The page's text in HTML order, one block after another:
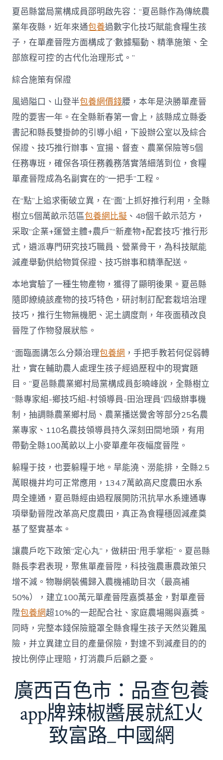
夏邑縣當局黨構成員邵明啟先容：“夏邑縣作為傳統農
業年夜縣，近年來通包養過數字化技巧賦能食糧生孩
子，在單產晉陞方面構成了‘數據驅動、精準施策、全
部旅程可控’的古代化治理形式。”
綜合施策有保證
風過隘口、山登半包養網價錢腰，本年是決勝單產晉
陞的要害一年。在全縣新春第一會上，該縣成立縣委
書記和縣長雙掛帥的引導小組，下設辦公室以及綜合
保證、技巧推行辦事、宣揚、督查、農業保險等5個
任務專班，確保各項任務義務落實落細落到位，食糧
單產晉陞成為名副實在的“一把手”工程。
在“點”上追求衝破立異，在“面”上抓好推行利用，全縣
樹立5個萬畝示范區包養網比擬 、48個千畝示范方，
采取“企業+運營主體+農戶”“新產物+配套技巧”推行形
式，遴派專門研究技巧職員、營業骨干，為科技賦能
減產舉動供給物質保證、技巧辦事和精準配送。
本地實驗了一種生物產物，獲得了顯明後果。夏邑縣
隨即繚繞該產物的技巧特色，研討制訂配套栽培治理
技巧，推行生物無機肥、泥土調度劑，年夜面積改良
晉陞了作物發展狀態。
“面臨面講怎么分類治理包養網 ，手把手教若何促弱轉
壯，實在輔助農人處理生孩子經過歷程中的現實題
目。”夏邑縣農業鄉村局黨構成員彭曉峰說，全縣樹立
“縣專家組-鄉技巧組-村領導員-田治理員”四級辦事機
制，抽調縣農業鄉村局、農業播送黌舍等部分25名農
業專家、110名農技領導員持久深刻田間地頭，有用
帶動全縣100萬畝以上小麥單產年夜幅度晉陞。
躲糧于技，也要躲糧于地。旱能澆、澇能排，全縣2.5
萬眼機井均可正常應用，134.7萬畝高尺度農田水系
周全連通，夏邑縣經由過程展開防汛抗旱水系連通專
項舉動晉陞改革高尺度農田，真正為食糧穩固減產奠
基了堅實基本。
讓農戶吃下政策“定心丸”，做耕田“甩手掌柜”。夏邑縣
縣長李君表現，聚焦單產晉陞，科技強農惠農政策只
增不減。物聯網裝備歸入農機補助目次（最高補
50%），建立100萬元單產晉陞嘉獎基金，對單產晉
陞包養網超10%的一起配合社、家庭農場賜與嘉獎。
同時，完整本錢保險籠罩全縣食糧生孩子天然災難風
險，并立異建立目的產量保險，對達不到減產目的的
按比例停止理賠，打消農戶后顧之憂。
廣西百色市：品查包養
app牌辣椒醬展就紅火
致富路_中國網